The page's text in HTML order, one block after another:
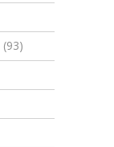
(93)